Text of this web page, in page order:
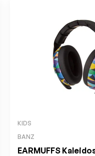
KIDS
BANZ
EARMUFFS